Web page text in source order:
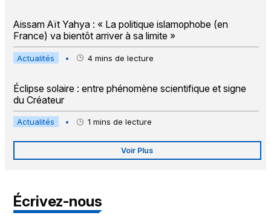
Aissam Aït Yahya : « La politique islamophobe (en
France) va bientôt arriver à sa limite »
Actualités • 4 mins de lecture
Éclipse solaire : entre phénomène scientifique et signe
du Créateur
Actualités • 1 mins de lecture
Voir Plus
Écrivez-nous